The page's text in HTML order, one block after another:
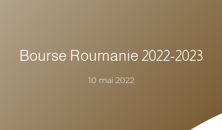
Bourse Roumanie 2022-2023
10 mai 2022